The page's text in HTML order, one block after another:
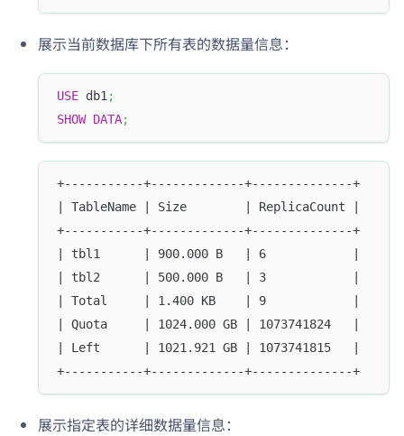
展示当前数据库下所有表的数据量信息：
USE db1 ;
SHOW DATA;
+-----------+-------------+--------------+
| TableName | Size        | ReplicaCount |
+-----------+-------------+--------------+
| tbl1      | 900.000 B   | 6            |
| tbl2      | 500.000 B   | 3            |
| Total     | 1.400 KB    | 9            |
| Quota     | 1024.000 GB | 1073741824   |
| Left      | 1021.921 GB | 1073741815   |
+-----------+-------------+--------------+
展示指定表的详细数据量信息：